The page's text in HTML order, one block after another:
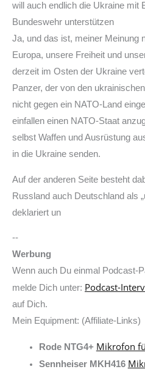
will auch endlich die Ukraine mit
Bundeswehr unterstützen
Ja, und das ist, meiner Meinung
Europa, unsere Freiheit und
derzeit im Osten der Ukraine
Panzer, der von den
nicht gegen ein NATO-Land
einfallen einen NATO-Staat
selbst Waffen und Ausrüstung
in die Ukraine senden.
Auf der anderen Seite besteht
Russland auch Deutschland als
deklariert un
--
Werbung
Wenn auch Du einmal Podcast-
melde Dich unter: Podcast-
auf Dich.
Mein Equipment: (Affiliate-Links)
Rode NTG4+ Mikrofon
Sennheiser MKH416